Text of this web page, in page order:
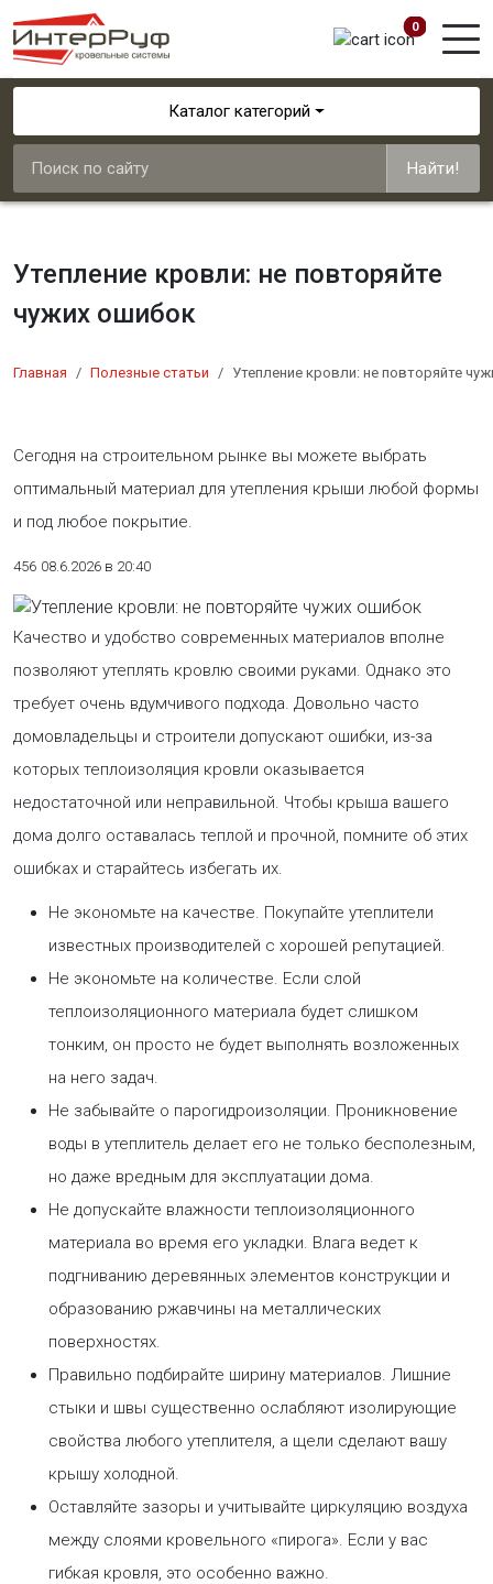
0
Каталог категорий
Найти!
Утепление кровли: не повторяйте
чужих ошибок
Главная Полезные статьи Утепление кровли: не повторяйте
Сегодня на строительном рынке вы можете выбрать
оптимальный материал для утепления крыши любой формы
и под любое покрытие.
456 08.6.2026 в 20:40
Качество и удобство современных материалов вполне
позволяют утеплять кровлю своими руками. Однако это
требует очень вдумчивого подхода. Довольно часто
домовладельцы и строители допускают ошибки, из-за
которых теплоизоляция кровли оказывается
недостаточной или неправильной. Чтобы крыша вашего
дома долго оставалась теплой и прочной, помните об этих
ошибках и старайтесь избегать их.
Не экономьте на качестве. Покупайте утеплители
известных производителей с хорошей репутацией.
Не экономьте на количестве. Если слой
теплоизоляционного материала будет слишком
тонким, он просто не будет выполнять возложенных
на него задач.
Не забывайте о парогидроизоляции. Проникновение
воды в утеплитель делает его не только бесполезным,
но даже вредным для эксплуатации дома.
Не допускайте влажности теплоизоляционного
материала во время его укладки. Влага ведет к
подгниванию деревянных элементов конструкции и
образованию ржавчины на металлических
поверхностях.
Правильно подбирайте ширину материалов. Лишние
стыки и швы существенно ослабляют изолирующие
свойства любого утеплителя, а щели сделают вашу
крышу холодной.
Оставляйте зазоры и учитывайте циркуляцию воздуха
между слоями кровельного «пирога». Если у вас
гибкая кровля, это особенно важно.